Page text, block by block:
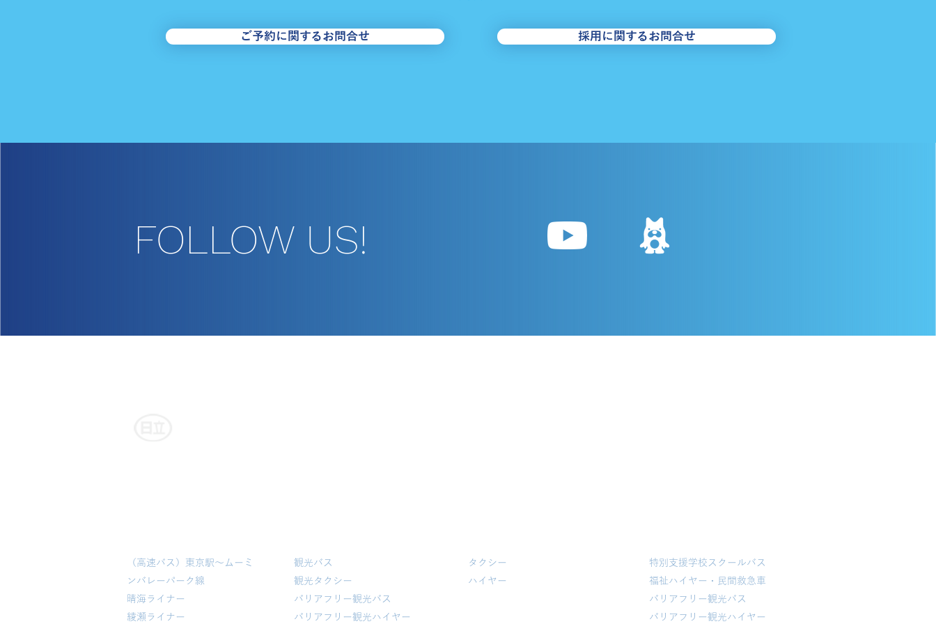
知らせ
＞迂回運行のお知らせ
ご予約に関するお問合せ 採用に関するお問合せ
FOLLOW US!
​（高速バス）東京駅～ムーミ
ンバレーパーク線
晴海ライナー
​綾瀬ライナー
観光バス
観光タクシー
バリアフリー観光バス
バリアフリー観光ハイヤー
タクシー
​ハイヤー
特別支援学校スクールバス
福祉ハイヤー・民間救急車
バリアフリー観光バス
​バリアフリー観光ハイヤー